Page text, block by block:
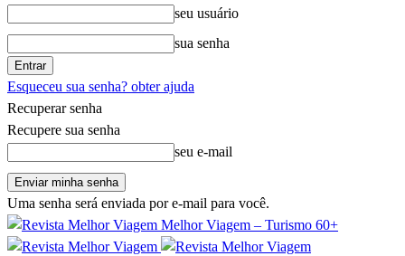
seu usuário
sua senha
Esqueceu sua senha? obter ajuda
Recuperar senha
Recupere sua senha
seu e-mail
Uma senha será enviada por e-mail para você.
Melhor Viagem – Turismo 60+